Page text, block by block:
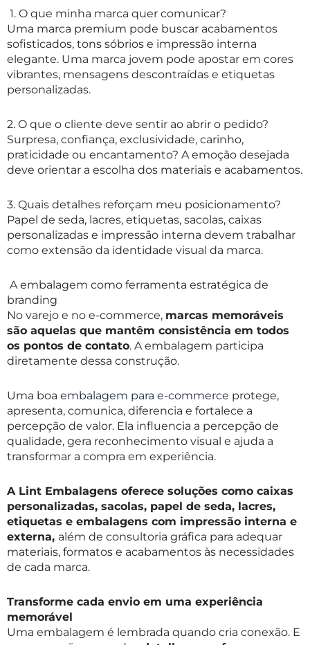
1. O que minha marca quer comunicar?
Uma marca premium pode buscar acabamentos
sofisticados, tons sóbrios e impressão interna
elegante. Uma marca jovem pode apostar em cores
vibrantes, mensagens descontraídas e etiquetas
personalizadas.
2. O que o cliente deve sentir ao abrir o pedido?
Surpresa, confiança, exclusividade, carinho,
praticidade ou encantamento? A emoção desejada
deve orientar a escolha dos materiais e acabamentos.
3. Quais detalhes reforçam meu posicionamento?
Papel de seda, lacres, etiquetas, sacolas, caixas
personalizadas e impressão interna devem trabalhar
como extensão da identidade visual da marca.
A embalagem como ferramenta estratégica de
branding
No varejo e no e-commerce, marcas memoráveis
são aquelas que mantêm consistência em todos
os pontos de contato. A embalagem participa
diretamente dessa construção.
Uma boa embalagem para e-commerce protege,
apresenta, comunica, diferencia e fortalece a
percepção de valor. Ela influencia a percepção de
qualidade, gera reconhecimento visual e ajuda a
transformar a compra em experiência.
A Lint Embalagens oferece soluções como caixas
personalizadas, sacolas, papel de seda, lacres,
etiquetas e embalagens com impressão interna e
externa, além de consultoria gráfica para adequar
materiais, formatos e acabamentos às necessidades
de cada marca.
Transforme cada envio em uma experiência
memorável
Uma embalagem é lembrada quando cria conexão. E